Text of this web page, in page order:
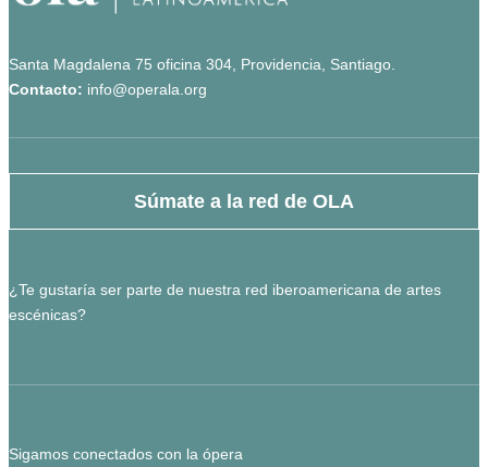
Santa Magdalena 75 oficina 304, Providencia, Santiago.
Contacto: info@operala.org
Súmate a la red de OLA
¿Te gustaría ser parte de nuestra red iberoamericana de artes
escénicas?
Sigamos conectados con la ópera